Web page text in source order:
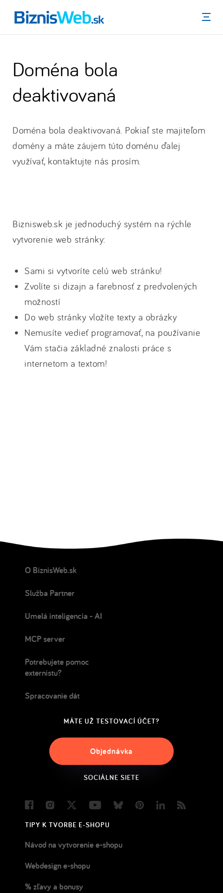
Menu
Doména bola
deaktivovaná
Doména bola deaktivovaná. Pokiaľ ste majiteľom
domény a máte záujem túto doménu ďalej
využívať, kontaktujte nás prosím.
Biznisweb.sk je jednoduchý systém na rýchle
vytvorenie web stránky:
Sami si vytvoríte celú web stránku!
Zvolíte si dizajn a farebnosť z predvolených
možností
Do web stránky vložíte texty a obrázky
Nemusíte vedieť programovať, na používanie
Vám stačia základné znalosti práce s
internetom a textom!
O BiznisWeb.sk
Služba Partner
Umelá inteligencia - AI
MCP server
Potrebujete pomoc
externistu?
Spracovanie dát
MÁTE UŽ TESTOVACÍ ÚČET?
Objednávka
SOCIÁLNE SIETE
FacebookInstagram
Twitter YoutubeBlueskyPinterestLinkedIn
TIPY K TVORBE E-SHOPU
Návod na vytvorenie e-shopu
Webdesign e-shopu
% zľavy a bonusy